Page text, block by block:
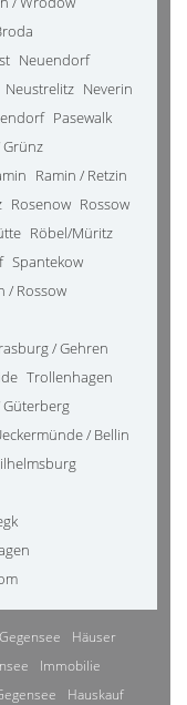
Neuendorf
Neustrelitz Neverin
Pasewalk
Grünz
Ramin / Retzin
Rosenow Rossow
Röbel/Müritz
Spantekow
/ Rossow
/ Gehren
Trollenhagen
Güterberg
/ Bellin
Häuser
Immobilie
Hauskauf